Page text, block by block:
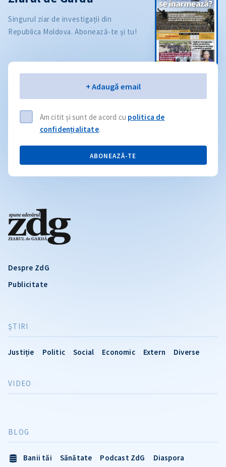
Despre ZdG
Publicitate
ŞTIRI
Justiție Politic Social Economic Extern Diverse
VIDEO
BLOG
Banii tăi Sănătate Podcast ZdG
Diaspora
Singurul ziar de investigații din
Republica Moldova. Abonează-te și tu!
+ Adaugă email
Am citit și sunt de acord cu politica de
confidențialitate.
ABONEAZĂ-TE